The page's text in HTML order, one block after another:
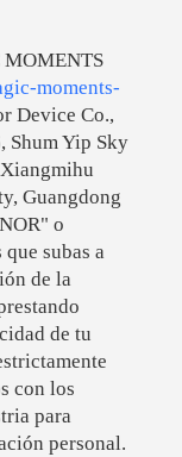
moments-
Device Co.,
Shum Yip Sky
Guangdong
o
subas a
de la
de tu
con los
para
personal.